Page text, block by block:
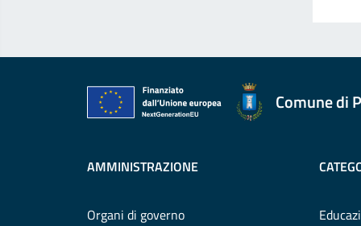
Comune di
AMMINISTRAZIONE
Organi di governo